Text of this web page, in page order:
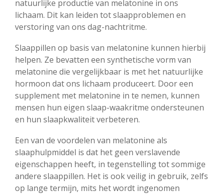
natuurlijke productie van melatonine in ons
lichaam. Dit kan leiden tot slaapproblemen en
verstoring van ons dag-nachtritme.
Slaappillen op basis van melatonine kunnen hierbij
helpen. Ze bevatten een synthetische vorm van
melatonine die vergelijkbaar is met het natuurlijke
hormoon dat ons lichaam produceert. Door een
supplement met melatonine in te nemen, kunnen
mensen hun eigen slaap-waakritme ondersteunen
en hun slaapkwaliteit verbeteren.
Een van de voordelen van melatonine als
slaaphulpmiddel is dat het geen verslavende
eigenschappen heeft, in tegenstelling tot sommige
andere slaappillen. Het is ook veilig in gebruik, zelfs
op lange termijn, mits het wordt ingenomen